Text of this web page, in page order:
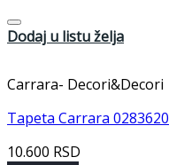
Dodaj u listu želja
Carrara- Decori&Decori
Tapeta Carrara 0283620
10.600 RSD